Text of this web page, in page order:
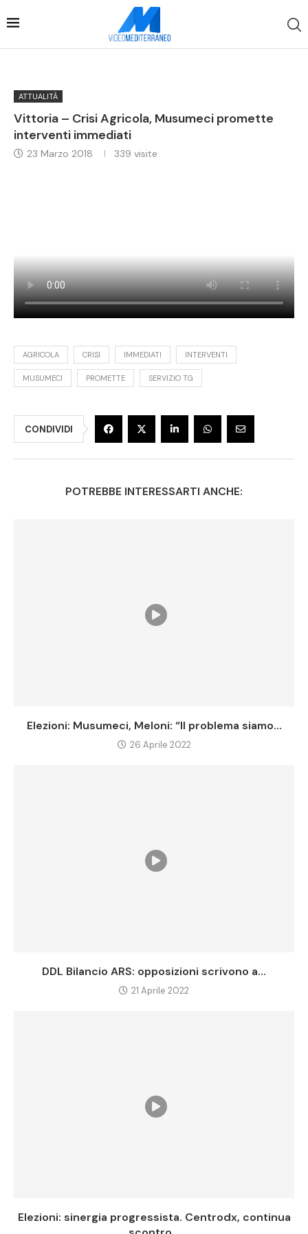
ATTUALITÀ
Vittoria – Crisi Agricola, Musumeci promette
interventi immediati
23 Marzo 2018 339 visite
AGRICOLA CRISI IMMEDIATI INTERVENTI
MUSUMECI PROMETTE SERVIZIO TG
CONDIVIDI
POTREBBE INTERESSARTI ANCHE:
Elezioni: Musumeci, Meloni: “Il problema siamo...
26 Aprile 2022
DDL Bilancio ARS: opposizioni scrivono a...
21 Aprile 2022
Elezioni: sinergia progressista. Centrodx, continua